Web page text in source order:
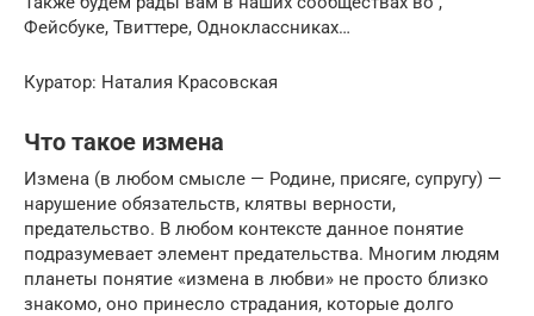
Фейсбуке, Твиттере, Одноклассниках…
Куратор: Наталия Красовская
Что такое измена
Измена (в любом смысле — Родине, присяге, супругу) —
нарушение обязательств, клятвы верности,
предательство. В любом контексте данное понятие
подразумевает элемент предательства. Многим людям
планеты понятие «измена в любви» не просто близко
знакомо, оно принесло страдания, которые долго